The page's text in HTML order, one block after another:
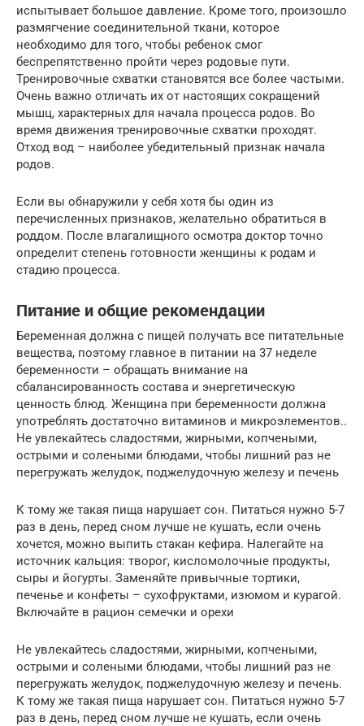
испытывает большое давление. Кроме того, произошло
размягчение соединительной ткани, которое
необходимо для того, чтобы ребенок смог
беспрепятственно пройти через родовые пути.
Тренировочные схватки становятся все более частыми.
Очень важно отличать их от настоящих сокращений
мышц, характерных для начала процесса родов. Во
время движения тренировочные схватки проходят.
Отход вод – наиболее убедительный признак начала
родов.
Если вы обнаружили у себя хотя бы один из
перечисленных признаков, желательно обратиться в
роддом. После влагалищного осмотра доктор точно
определит степень готовности женщины к родам и
стадию процесса.
Питание и общие рекомендации
Беременная должна с пищей получать все питательные
вещества, поэтому главное в питании на 37 неделе
беременности – обращать внимание на
сбалансированность состава и энергетическую
ценность блюд. Женщина при беременности должна
употреблять достаточно витаминов и микроэлементов..
Не увлекайтесь сладостями, жирными, копчеными,
острыми и солеными блюдами, чтобы лишний раз не
перегружать желудок, поджелудочную железу и печень
К тому же такая пища нарушает сон. Питаться нужно 5-7
раз в день, перед сном лучше не кушать, если очень
хочется, можно выпить стакан кефира. Налегайте на
источник кальция: творог, кисломолочные продукты,
сыры и йогурты. Заменяйте привычные тортики,
печенье и конфеты – сухофруктами, изюмом и курагой.
Включайте в рацион семечки и орехи
Не увлекайтесь сладостями, жирными, копчеными,
острыми и солеными блюдами, чтобы лишний раз не
перегружать желудок, поджелудочную железу и печень.
К тому же такая пища нарушает сон. Питаться нужно 5-7
раз в день, перед сном лучше не кушать, если очень